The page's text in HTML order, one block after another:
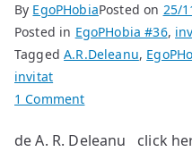
By EgoPHobiaPosted on 25/
Posted in EgoPHobia #36,
TaggedA.R.Deleanu,
invitat
1 Commenton
de A. R. Deleanu click